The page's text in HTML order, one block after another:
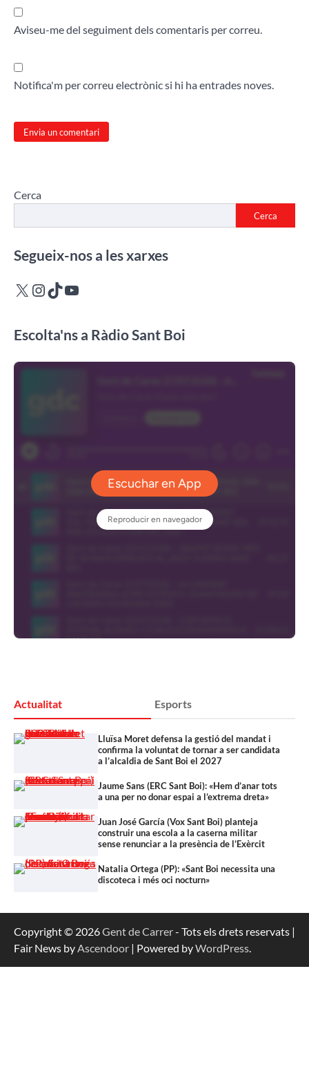
Aviseu-me del seguiment dels comentaris per correu.
Notifica'm per correu electrònic si hi ha entrades noves.
Cerca
Cerca
Segueix-nos a les xarxes
X Instagram
TikTokYouTube
Escolta'ns a Ràdio Sant Boi
Actualitat Esports
Lluïsa Moret defensa la gestió del mandat i
confirma la voluntat de tornar a ser candidata
a l’alcaldia de Sant Boi el 2027
Jaume Sans (ERC Sant Boi): «Hem d’anar tots
a una per no donar espai a l’extrema dreta»
Juan José García (Vox Sant Boi) planteja
construir una escola a la caserna militar
sense renunciar a la presència de l’Exèrcit
Natalia Ortega (PP): «Sant Boi necessita una
discoteca i més oci nocturn»
Copyright © 2026Gent de Carrer- Tots els drets reservats |
Fair News byAscendoor | Powered byWordPress.